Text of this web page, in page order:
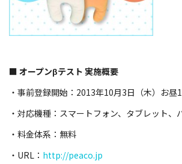
■ オープンβテスト 実施概要
・事前登録開始：2013年10月3日（木）お昼
・対応機種：スマートフォン、タブレット、
・料金体系：無料
・URL： http://peaco.jp